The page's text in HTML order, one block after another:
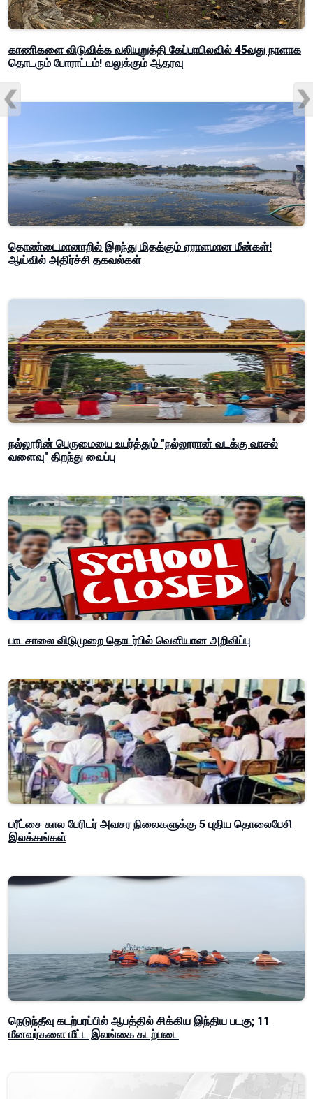
காணிகளை விடுவிக்க வலியுறுத்தி கேப்பாபிலவில் 45வது நாளாக
தொடரும் போராட்டம்! வலுக்கும் ஆதரவு
தொண்டைமானாறில் இறந்து மிதக்கும் ஏராளமான மீன்கள்!
ஆய்வில் அதிர்ச்சி தகவல்கள்
நல்லூரின் பெருமையை உயர்த்தும் "நல்லூரான் வடக்கு வாசல்
வளைவு" திறந்து வைப்பு
பாடசாலை விடுமுறை தொடர்பில் வௌியான அறிவிப்பு
பரீட்சை கால பேரிடர் அவசர நிலைகளுக்கு 5 புதிய தொலைபேசி
இலக்கங்கள்
நெடுந்தீவு கடற்பரப்பில் ஆபத்தில் சிக்கிய இந்திய படகு; 11
மீனவர்களை மீட்ட இலங்கை கடற்படை